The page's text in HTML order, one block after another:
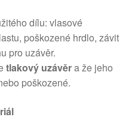
dílu: vlasové
poškozené hrdlo, závit
pro uzávěr.
tlakový uzávěra že jeho
poškozené.